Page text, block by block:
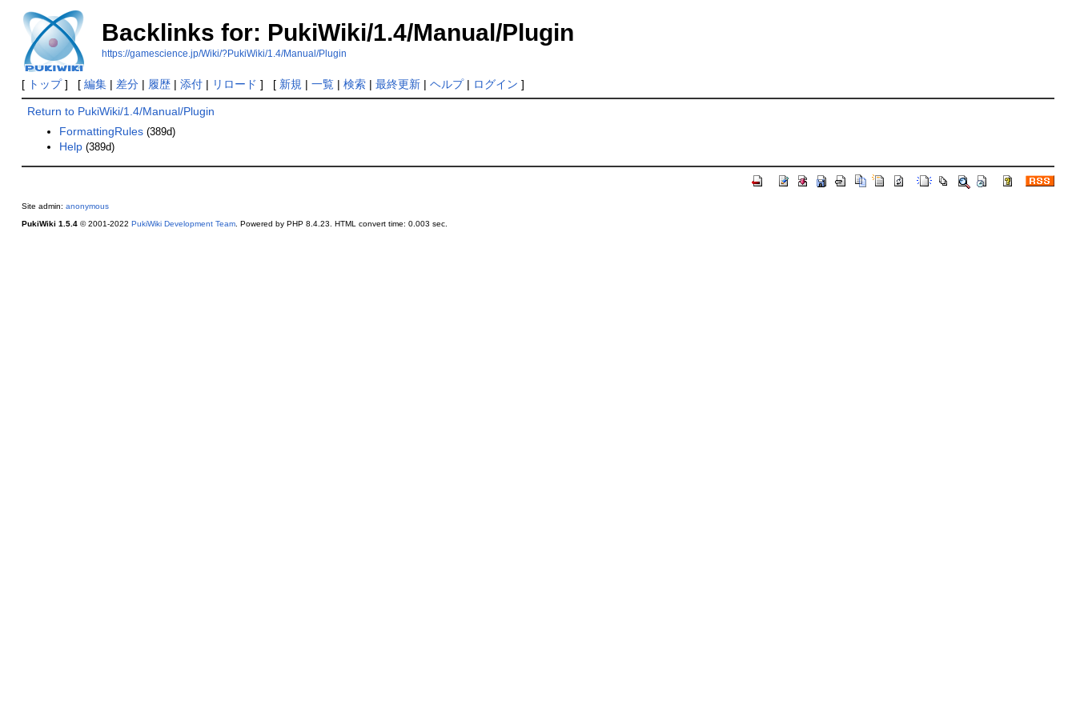
Backlinks for: PukiWiki/1.4/Manual/Plugin
https://gamescience.jp/Wiki/?PukiWiki/1.4/Manual/Plugin
[ トップ] [ 編集| 差分| 履歴| 添付| リロード ] [ 新規 | 一覧| 検索| 最終更新| ヘルプ| ログイン ]
Return to PukiWiki/1.4/Manual/Plugin
FormattingRules (389d)
Help (389d)
Site admin: anonymous
PukiWiki 1.5.4© 2001-2022 PukiWiki Development Team. Powered by PHP 8.4.23. HTML convert time: 0.003 sec.